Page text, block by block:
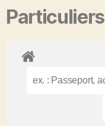
Particuliers